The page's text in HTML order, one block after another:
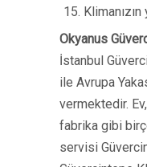
Okyanus
İstanbul
ile Avrupa
vermektedir.
fabrika gibi
servisi